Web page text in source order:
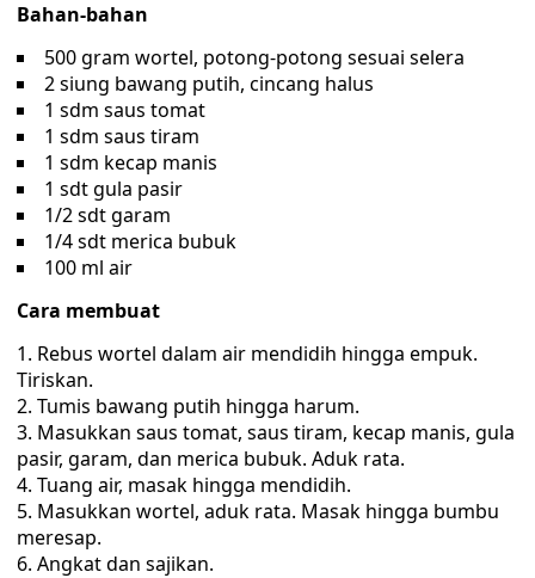
Bahan-bahan
500 gram wortel, potong-potong sesuai selera
2 siung bawang putih, cincang halus
1 sdm saus tomat
1 sdm saus tiram
1 sdm kecap manis
1 sdt gula pasir
1/2 sdt garam
1/4 sdt merica bubuk
100 ml air
Cara membuat
Rebus wortel dalam air mendidih hingga empuk.
Tiriskan.
Tumis bawang putih hingga harum.
Masukkan saus tomat, saus tiram, kecap manis, gula
pasir, garam, dan merica bubuk. Aduk rata.
Tuang air, masak hingga mendidih.
Masukkan wortel, aduk rata. Masak hingga bumbu
meresap.
Angkat dan sajikan.